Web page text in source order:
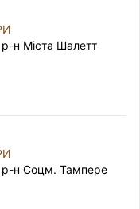
р-н Міста Шалетт
р-н Соцм. Тампере